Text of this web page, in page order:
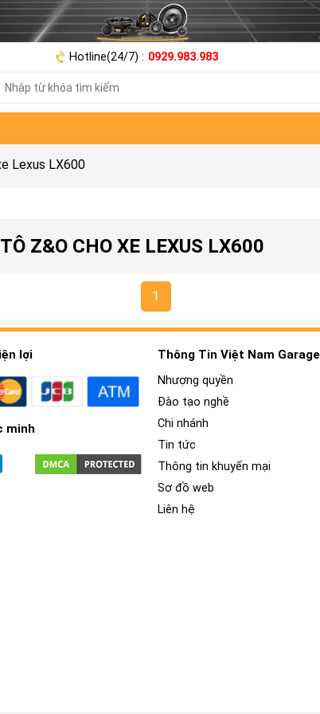
Hotline(24/7) : 0929.983.983
Lexus LX600
Z&O CHO XE LEXUS LX600
1
lợi
minh
Thông Tin Việt Nam Garage
Nhượng quyền
Đào tạo nghề
Chi nhánh
Tin tức
Thông tin khuyến mại
Sơ đồ web
Liên hệ